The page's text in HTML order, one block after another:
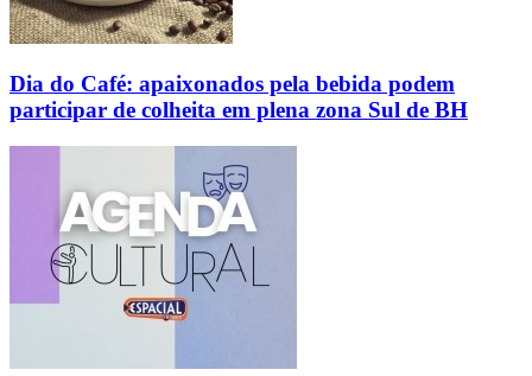
Dia do Café: apaixonados pela bebida podem
participar de colheita em plena zona Sul de BH